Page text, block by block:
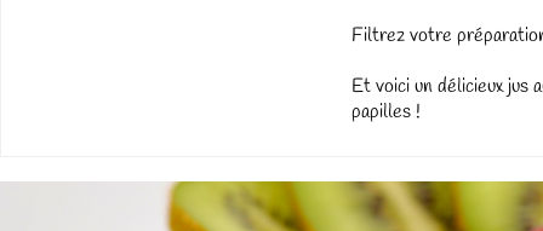
Filtrez votre
Et voici un délicieux jus
papilles !